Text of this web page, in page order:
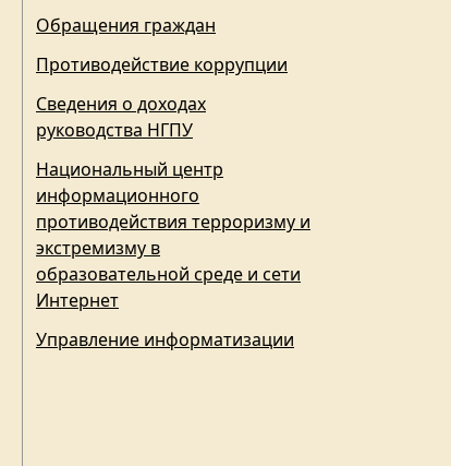
Обращения граждан
Противодействие коррупции
Сведения о доходах
руководства НГПУ
Национальный центр
информационного
противодействия терроризму и
экстремизму в
образовательной среде и сети
Интернет
Управление информатизации